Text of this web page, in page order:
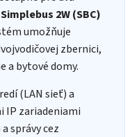
Simplebus 2W (SBC)
umožňuje
zbernici,
a bytové domy.
(LAN sieť) a
IP zariadeniami
správy cez